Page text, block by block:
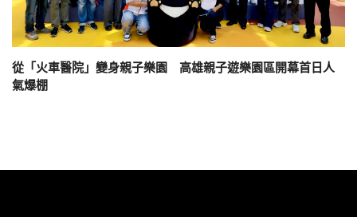
從「火車醫院」變身親子樂園 高雄親子遊樂園區開幕首日人
氣爆棚